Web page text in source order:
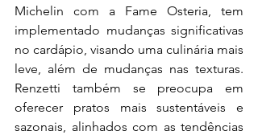
Michelin com a Fame Osteria, tem
implementado mudanças significativas
no cardápio, visando uma culinária mais
leve, além de mudanças nas texturas.
Renzetti também se preocupa em
oferecer pratos mais sustentáveis e
sazonais, alinhados com as tendências